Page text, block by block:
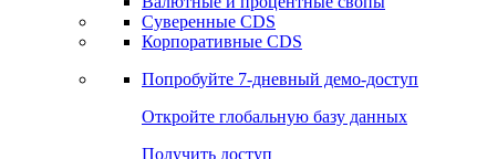
Получить доступ
Деривативы
Поиск деривативов
Валютные и процентные свопы
Суверенные CDS
Корпоративные CDS
Попробуйте7-дневный